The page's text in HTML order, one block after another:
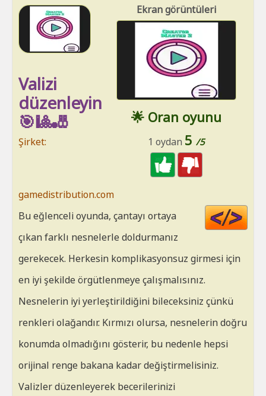
Ekran görüntüleri
🌟 Oran oyunu
1 oydan 5 /5
Valizi
düzenleyin
🎯🎱🎳
Şirket:
gamedistribution.com
Bu eğlenceli oyunda, çantayı ortaya
çıkan farklı nesnelerle doldurmanız
gerekecek. Herkesin komplikasyonsuz girmesi için
en iyi şekilde örgütlenmeye çalışmalısınız.
Nesnelerin iyi yerleştirildiğini bileceksiniz çünkü
renkleri olağandır. Kırmızı olursa, nesnelerin doğru
konumda olmadığını gösterir, bu nedenle hepsi
orijinal renge bakana kadar değiştirmelisiniz.
Valizler düzenleyerek becerilerinizi